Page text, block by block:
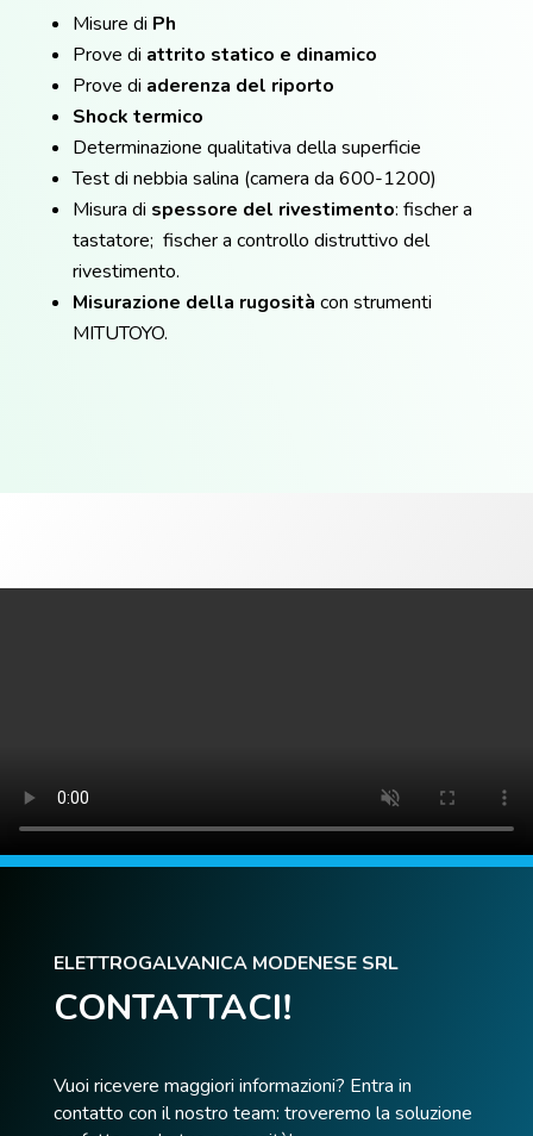
Misure di Ph
Prove di attrito statico e dinamico
Prove di aderenza del riporto
Shock termico
Determinazione qualitativa della superficie
Test di nebbia salina (camera da 600-1200)
Misura di spessore del rivestimento: fischer a
tastatore; fischer a controllo distruttivo del
rivestimento.
Misurazione della rugosità con strumenti
MITUTOYO.
ELETTROGALVANICA MODENESE SRL
CONTATTACI!
Vuoi ricevere maggiori informazioni? Entra in
contatto con il nostro team: troveremo la soluzione